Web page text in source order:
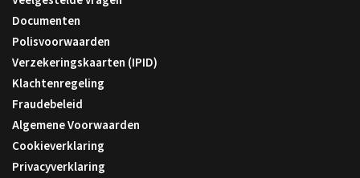
Documenten
Polisvoorwaarden
Verzekeringskaarten (IPID)
Klachtenregeling
Fraudebeleid
Algemene Voorwaarden
Cookieverklaring
Privacyverklaring